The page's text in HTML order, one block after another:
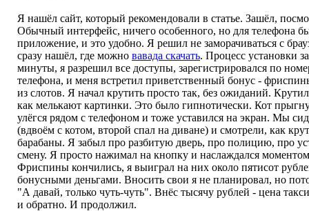
Я нашёл сайт, который рекомендовали в статье. Зашёл,
Обычный интерфейс, ничего особенного, но для телефона
приложение, и это удобно. Я решил не заморачиваться с
сразу нашёл, где можно вавада скачать. Процесс установки
минуты, я разрешил все доступы, зарегистрировался по
телефона, и меня встретил приветственный бонус -
из слотов. Я начал крутить просто так, без ожиданий.
как мелькают картинки. Это было гипнотически. Кот
улёгся рядом с телефоном и тоже уставился на экран. Мы
(вдвоём с котом, второй спал на диване) и смотрели, как
барабаны. Я забыл про разбитую дверь, про полицию, про
смену. Я просто нажимал на кнопку и наслаждался
Фриспины кончились, я выиграл на них около пятисот
бонусными деньгами. Вносить свои я не планировал, но
"А давай, только чуть-чуть". Внёс тысячу рублей - цена
и обратно. И продолжил.